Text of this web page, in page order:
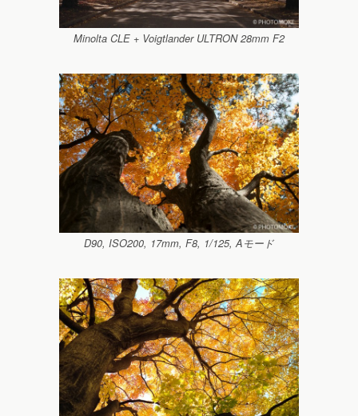
Minolta CLE + Voigtlander ULTRON 28mm F2
D90, ISO200, 17mm, F8, 1/125, Aモード